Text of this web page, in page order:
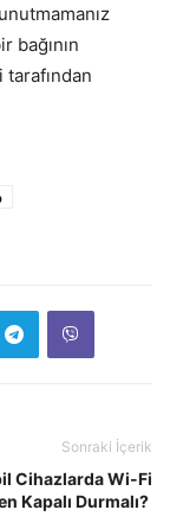
bağının
tarafından
Sonraki İçerik
Cihazlarda Wi-Fi
Kapalı Durmalı?